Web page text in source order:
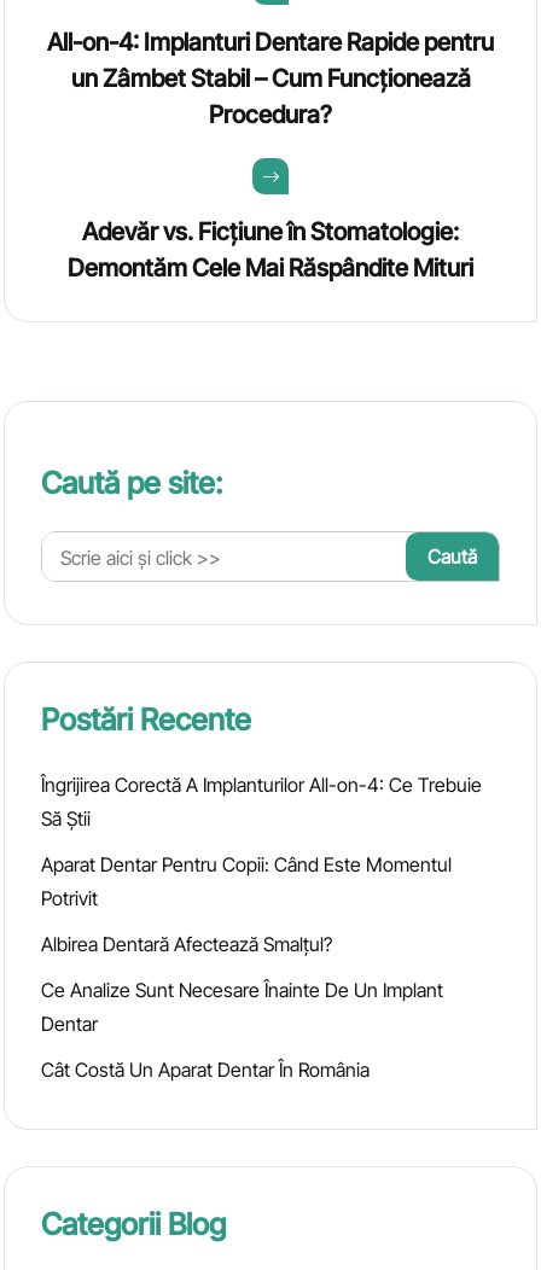
All-on-4: Implanturi Dentare Rapide pentru
un Zâmbet Stabil – Cum Funcționează
Procedura?
Adevăr vs. Ficțiune în Stomatologie:
Demontăm Cele Mai Răspândite Mituri
Caută pe site:
Postări Recente
Îngrijirea Corectă A Implanturilor All-on-4: Ce Trebuie
Să Știi
Aparat Dentar Pentru Copii: Când Este Momentul
Potrivit
Albirea Dentară Afectează Smalțul?
Ce Analize Sunt Necesare Înainte De Un Implant
Dentar
Cât Costă Un Aparat Dentar În România
Categorii Blog